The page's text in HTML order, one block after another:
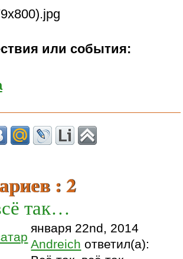
или события:
: 2
так…
января 22nd, 2014
Andreich ответил(а):